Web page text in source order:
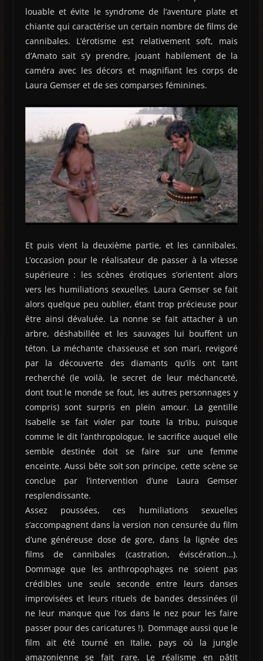
louable et évite le syndrome de l’aventure plate et
chiante qui caractérise un certain nombre de films de
cannibales. L’érotisme est relativement soft, mais
d’Amato sait s’y prendre, jouant habilement de la
caméra avec les décors et magnifiant les corps de
Laura Gemser et de ses comparses féminines.
Et puis vient la deuxième partie, et les cannibales.
L’occasion pour le réalisateur de passer à la vitesse
supérieure : les scènes érotiques s’orientent alors
vers les humiliations sexuelles. Laura Gemser se fait
alors quelque peu oublier, étant trop précieuse pour
être ainsi dévaluée. La nonne se fait attacher à un
arbre, déshabillée et les sauvages lui bouffent un
téton. La méchante chasseuse et son mari, revigoré
par la découverte des diamants qu’ils ont tant
recherché (le voilà, le secret de leur méchanceté,
dont tout le monde se fout, les autres personnages y
compris) sont surpris en plein amour. La gentille
Isabelle se fait violer par toute la tribu, puisque
comme le dit l’anthropologue, le sacrifice auquel elle
semble destinée doit se faire sur une femme
enceinte. Aussi bête soit son principe, cette scène se
conclue par l’intervention d’une Laura Gemser
resplendissante.
Assez poussées, ces humiliations sexuelles
s’accompagnent dans la version non censurée du film
d’une généreuse dose de gore, dans la lignée des
films de cannibales (castration, éviscération…).
Dommage que les anthropophages ne soient pas
crédibles une seule seconde entre leurs danses
improvisées et leurs rituels de bandes dessinées (il
ne leur manque que l’os dans le nez pour les faire
passer pour des caricatures !). Dommage aussi que le
film ait été tourné en Italie, pays où la jungle
amazonienne se fait rare. Le réalisme en pâtit